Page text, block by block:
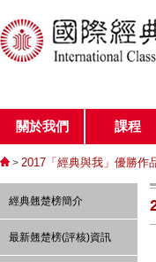
關於我們 課程
> 2017「經典與我」優勝作
經典翹楚榜簡介
最新翹楚榜(評核)資訊